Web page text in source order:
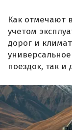
Как отмечают
учетом
дорог и
поездок, так и